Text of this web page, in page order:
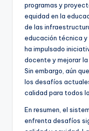
programas y
equidad en la
de las
educación técnica
ha impulsado
docente y mejorar
Sin embargo, aún
los desafíos
calidad para todos
En resumen, el
enfrenta desafíos